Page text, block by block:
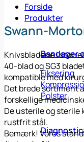
Forside
Produkter
Bandager
Fiksering
Polster
Swann-
Knivsbladene i
40-blad og SG3
kompatible med
Det brede sortiment
forskellige
De usterile og sterile
rustfrit stål.
Bemærk! Vores